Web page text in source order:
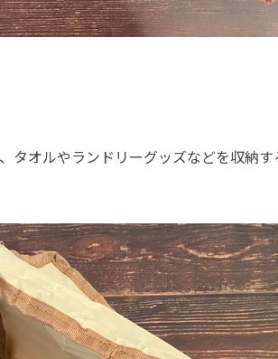
タオルやランドリーグッズなどを収納